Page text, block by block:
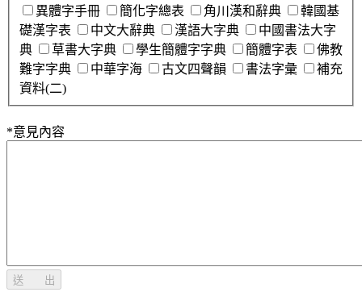
異體字手冊
簡化字總表 角川漢和辭典
韓國基
礎漢字表
中文大辭典 漢語大字典
中國書法大字
典
草書大字典 學生簡體字字典 簡體字表
佛教
難字字典
中華字海 古文四聲韻 書法字彙
補充
資料(二)
*意見內容
送 出